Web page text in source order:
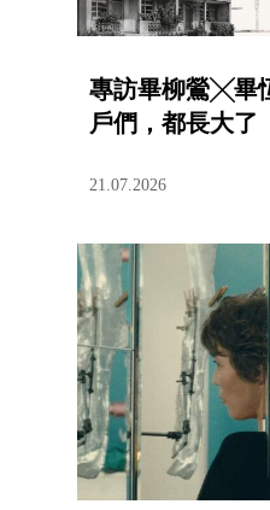
專訪畢柳鶯╳畢
戶們，都長大了
21.07.2026